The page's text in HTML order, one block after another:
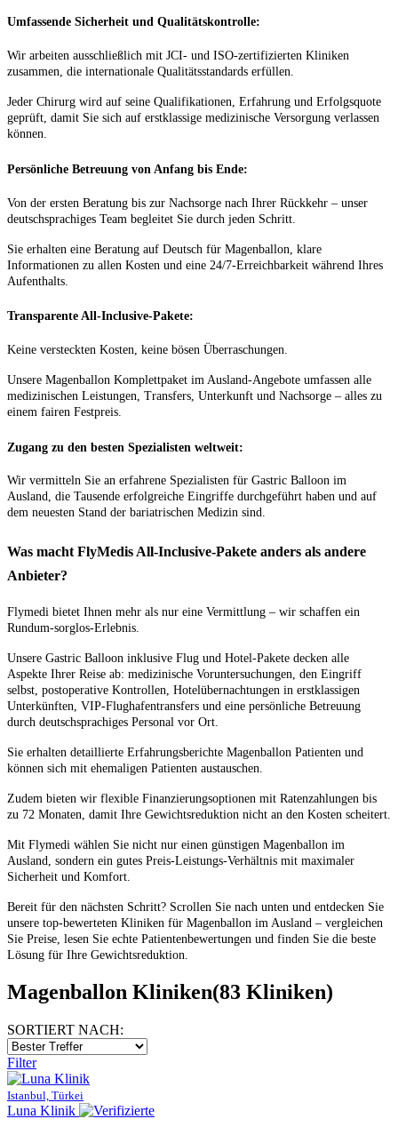
Umfassende Sicherheit und Qualitätskontrolle:
Wir arbeiten ausschließlich mit JCI- und ISO-zertifizierten Kliniken
zusammen, die internationale Qualitätsstandards erfüllen.
Jeder Chirurg wird auf seine Qualifikationen, Erfahrung und Erfolgsquote
geprüft, damit Sie sich auf erstklassige medizinische Versorgung verlassen
können.
Persönliche Betreuung von Anfang bis Ende:
Von der ersten Beratung bis zur Nachsorge nach Ihrer Rückkehr – unser
deutschsprachiges Team begleitet Sie durch jeden Schritt.
Sie erhalten eine Beratung auf Deutsch für Magenballon, klare
Informationen zu allen Kosten und eine 24/7-Erreichbarkeit während Ihres
Aufenthalts.
Transparente All-Inclusive-Pakete:
Keine versteckten Kosten, keine bösen Überraschungen.
Unsere Magenballon Komplettpaket im Ausland-Angebote umfassen alle
medizinischen Leistungen, Transfers, Unterkunft und Nachsorge – alles zu
einem fairen Festpreis.
Zugang zu den besten Spezialisten weltweit:
Wir vermitteln Sie an erfahrene Spezialisten für Gastric Balloon im
Ausland, die Tausende erfolgreiche Eingriffe durchgeführt haben und auf
dem neuesten Stand der bariatrischen Medizin sind.
Was macht FlyMedis All-Inclusive-Pakete anders als andere
Anbieter?
Flymedi bietet Ihnen mehr als nur eine Vermittlung – wir schaffen ein
Rundum-sorglos-Erlebnis.
Unsere Gastric Balloon inklusive Flug und Hotel-Pakete decken alle
Aspekte Ihrer Reise ab: medizinische Voruntersuchungen, den Eingriff
selbst, postoperative Kontrollen, Hotelübernachtungen in erstklassigen
Unterkünften, VIP-Flughafentransfers und eine persönliche Betreuung
durch deutschsprachiges Personal vor Ort.
Sie erhalten detaillierte Erfahrungsberichte Magenballon Patienten und
können sich mit ehemaligen Patienten austauschen.
Zudem bieten wir flexible Finanzierungsoptionen mit Ratenzahlungen bis
zu 72 Monaten, damit Ihre Gewichtsreduktion nicht an den Kosten scheitert.
Mit Flymedi wählen Sie nicht nur einen günstigen Magenballon im
Ausland, sondern ein gutes Preis-Leistungs-Verhältnis mit maximaler
Sicherheit und Komfort.
Bereit für den nächsten Schritt? Scrollen Sie nach unten und entdecken Sie
unsere top-bewerteten Kliniken für Magenballon im Ausland – vergleichen
Sie Preise, lesen Sie echte Patientenbewertungen und finden Sie die beste
Lösung für Ihre Gewichtsreduktion.
Magenballon Kliniken(83 Kliniken)
SORTIERT NACH:
Filter
Istanbul, Türkei
Luna Klinik